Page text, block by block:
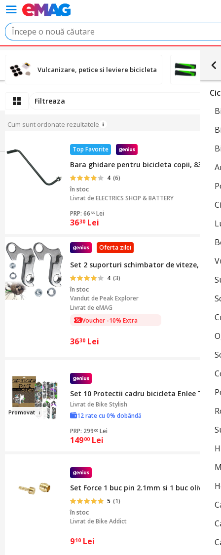
Vulcanizare, petice si leviere bicicleta
Filtreaza
Cum sunt ordonate rezultatele
Top Favorite
Bara ghidare pentru bicicleta copii,
4 (6)
în stoc
Livrat deELECTRICS SHOP & BATTERY
PRP: 66 55 Lei
3630 Lei
Oferta zilei
Set 2 suporturi schimbator de viteze,
4 (3)
în stoc
Vandut dePeak Explorer
Livrat de eMAG
Voucher -10% Extra
3630 Lei
Promovat
Set 10 Protectii cadru bicicleta Enlee
Livrat deBike Stylish
12 rate cu 0% dobândă
PRP: 299 00 Lei
14900 Lei
Set Force 1 buc pin 2.1mm si 1 buc oliva
5 (1)
în stoc
Livrat deBike Addict
910 Lei